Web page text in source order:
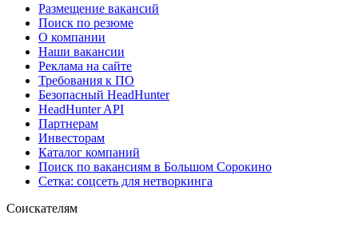
Размещение вакансий
Поиск по резюме
О компании
Наши вакансии
Реклама на сайте
Требования к ПО
Безопасный HeadHunter
HeadHunter API
Партнерам
Инвесторам
Каталог компаний
Поиск по вакансиям в Большом Сорокино
Сетка: соцсеть для нетворкинга
Соискателям